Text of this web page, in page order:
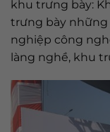
khu trưng bày:
trưng bày những
nghiệp công
làng nghề, khu